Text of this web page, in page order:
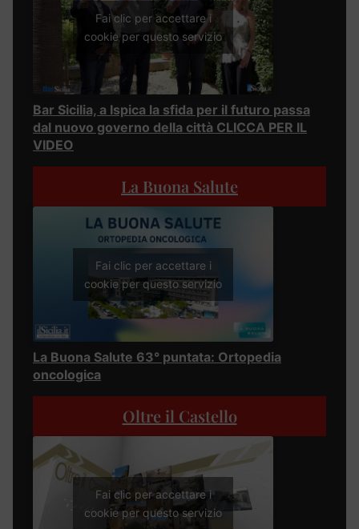
Fai clic per accettare i
cookie per questo servizio
Bar Sicilia, a Ispica la sfida per il futuro passa
dal nuovo governo della città CLICCA PER IL
VIDEO
La Buona Salute
Fai clic per accettare i
cookie per questo servizio
La Buona Salute 63° puntata: Ortopedia
oncologica
Oltre il Castello
Fai clic per accettare i
cookie per questo servizio